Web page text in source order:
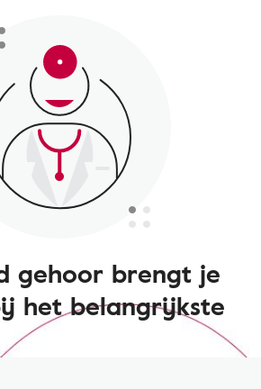
gehoor brengt je
het belangrijkste